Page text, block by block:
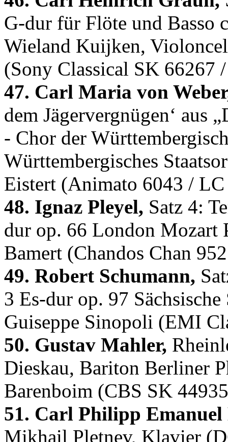
G-dur für Flöte und
Wieland Kuijken,
(Sony Classical SK 66267
47. Carl Maria von
dem Jägervergnügen‘ aus
- Chor der
Württembergisches
Eistert (Animato 6043 /
48. Ignaz Pleyel, Satz 4:
dur op. 66 London Mozart
Bamert (Chandos Chan
49. Robert Schumann,
3 Es-dur op. 97
Guiseppe Sinopoli (EMI
50. Gustav Mahler,
Dieskau, Bariton Berliner
Barenboim (CBS SK
51. Carl Philipp Emanuel
Mikhail Pletnev, Klavier